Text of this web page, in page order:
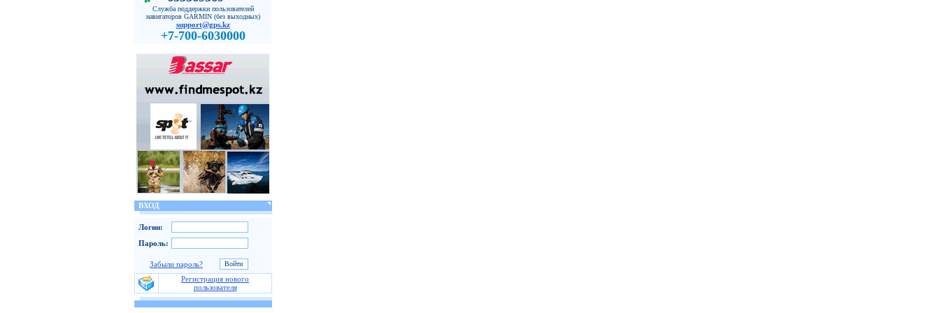
Служба поддержки пользователей
навигаторов GARMIN (без выходных)
support@gps.kz
+7-700-6030000
ВХОД
Логин:
Пароль:
Забыли пароль?
Регистрация нового
пользователя